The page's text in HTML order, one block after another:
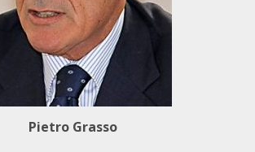
Pietro Grasso